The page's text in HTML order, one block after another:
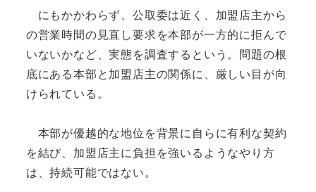
にもかかわらず、公取委は近く、加盟店主から
の営業時間の見直し要求を本部が一方的に拒んで
いないかなど、実態を調査するという。問題の根
底にある本部と加盟店主の関係に、厳しい目が向
けられている。
本部が優越的な地位を背景に自らに有利な契約
を結び、加盟店主に負担を強いるようなやり方
は、持続可能ではない。